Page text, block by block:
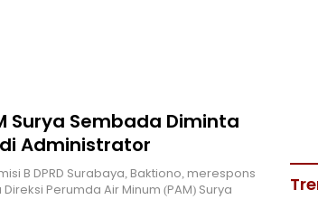
Surya Sembada Diminta
Administrator
B DPRD Surabaya, Baktiono, merespons
Perumda Air Minum (PAM) Surya